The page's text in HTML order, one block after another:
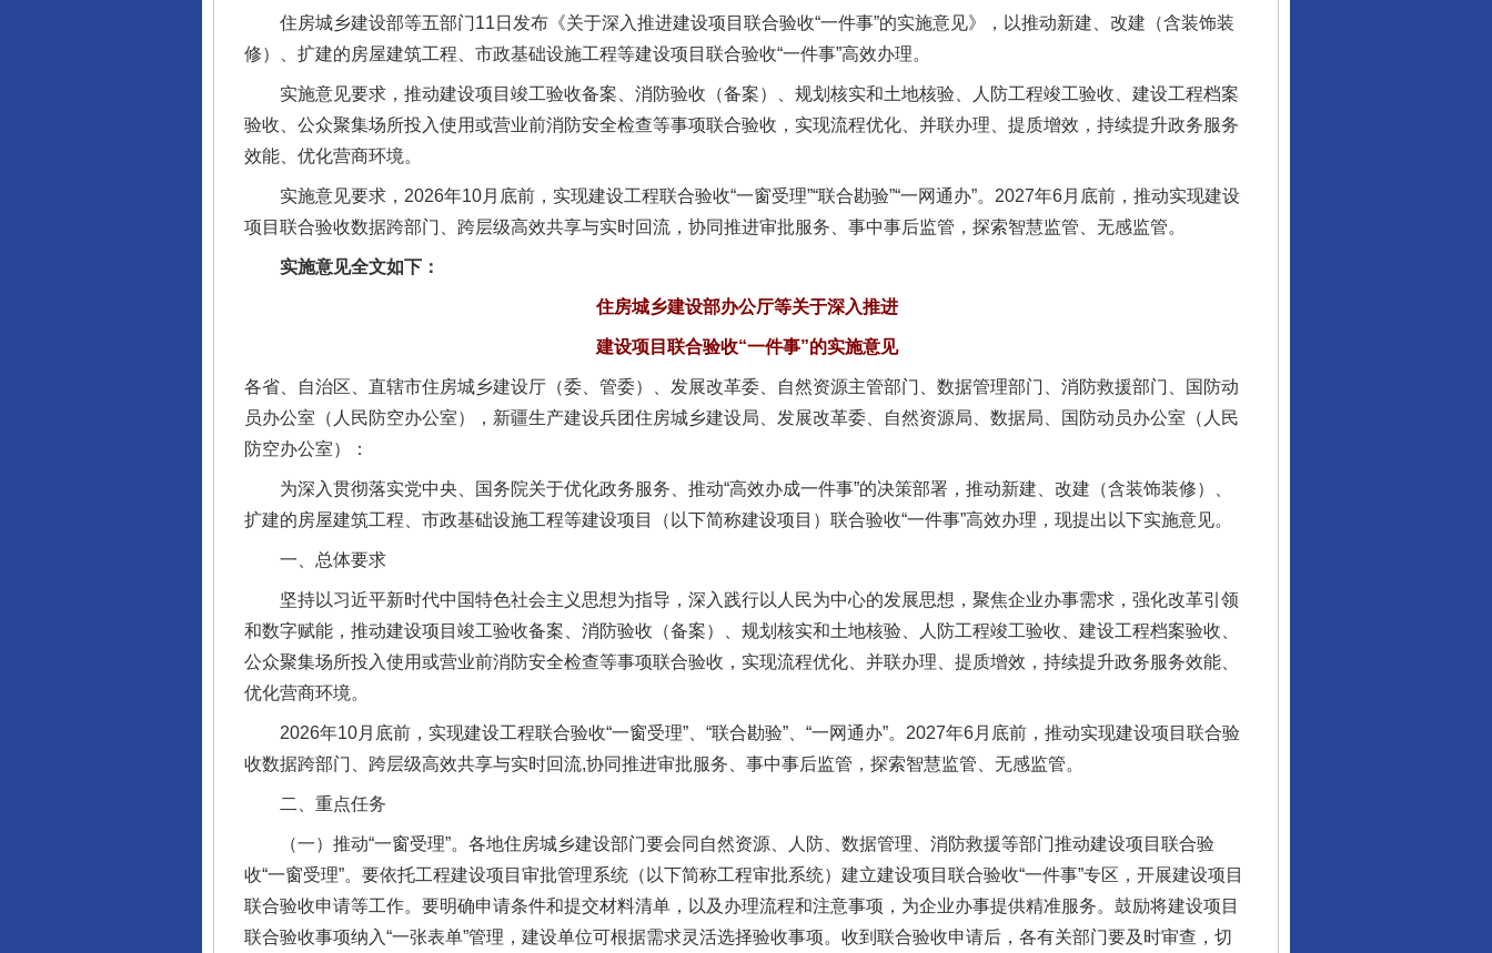
住房城乡建设部等五部门11日发布《关于深入推进建设项目联合验收“一件事”的实施意见》，以推动新建、改建（含装饰装
修）、扩建的房屋建筑工程、市政基础设施工程等建设项目联合验收“一件事”高效办理。
实施意见要求，推动建设项目竣工验收备案、消防验收（备案）、规划核实和土地核验、人防工程竣工验收、建设工程档案
验收、公众聚集场所投入使用或营业前消防安全检查等事项联合验收，实现流程优化、并联办理、提质增效，持续提升政务服务
效能、优化营商环境。
实施意见要求，2026年10月底前，实现建设工程联合验收“一窗受理”“联合勘验”“一网通办”。2027年6月底前，推动实现建设
项目联合验收数据跨部门、跨层级高效共享与实时回流，协同推进审批服务、事中事后监管，探索智慧监管、无感监管。
实施意见全文如下：
住房城乡建设部办公厅等关于深入推进
建设项目联合验收“一件事”的实施意见
各省、自治区、直辖市住房城乡建设厅（委、管委）、发展改革委、自然资源主管部门、数据管理部门、消防救援部门、国防动
员办公室（人民防空办公室），新疆生产建设兵团住房城乡建设局、发展改革委、自然资源局、数据局、国防动员办公室（人民
防空办公室）：
为深入贯彻落实党中央、国务院关于优化政务服务、推动“高效办成一件事”的决策部署，推动新建、改建（含装饰装修）、
扩建的房屋建筑工程、市政基础设施工程等建设项目（以下简称建设项目）联合验收“一件事”高效办理，现提出以下实施意见。
一、总体要求
坚持以习近平新时代中国特色社会主义思想为指导，深入践行以人民为中心的发展思想，聚焦企业办事需求，强化改革引领
和数字赋能，推动建设项目竣工验收备案、消防验收（备案）、规划核实和土地核验、人防工程竣工验收、建设工程档案验收、
公众聚集场所投入使用或营业前消防安全检查等事项联合验收，实现流程优化、并联办理、提质增效，持续提升政务服务效能、
优化营商环境。
2026年10月底前，实现建设工程联合验收“一窗受理”、“联合勘验”、“一网通办”。2027年6月底前，推动实现建设项目联合验
收数据跨部门、跨层级高效共享与实时回流,协同推进审批服务、事中事后监管，探索智慧监管、无感监管。
二、重点任务
（一）推动“一窗受理”。各地住房城乡建设部门要会同自然资源、人防、数据管理、消防救援等部门推动建设项目联合验
收“一窗受理”。要依托工程建设项目审批管理系统（以下简称工程审批系统）建立建设项目联合验收“一件事”专区，开展建设项目
联合验收申请等工作。要明确申请条件和提交材料清单，以及办理流程和注意事项，为企业办事提供精准服务。鼓励将建设项目
联合验收事项纳入“一张表单”管理，建设单位可根据需求灵活选择验收事项。收到联合验收申请后，各有关部门要及时审查，切
完善运行机制助力责任有效落实